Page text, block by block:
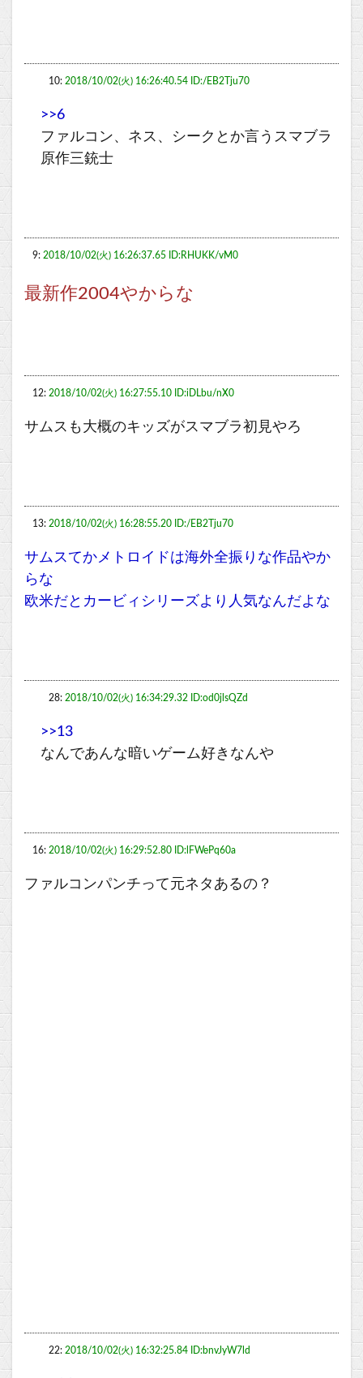
10: 2018/10/02(火) 16:26:40.54 ID:/EB2Tju70
>>6
ファルコン、ネス、シークとか言うスマブラ
原作三銃士
9: 2018/10/02(火) 16:26:37.65 ID:RHUKK/vM0
最新作2004やからな
12: 2018/10/02(火) 16:27:55.10 ID:iDLbu/nX0
サムスも大概のキッズがスマブラ初見やろ
13: 2018/10/02(火) 16:28:55.20 ID:/EB2Tju70
サムスてかメトロイドは海外全振りな作品やか
らな
欧米だとカービィシリーズより人気なんだよな
28: 2018/10/02(火) 16:34:29.32 ID:od0jlsQZd
>>13
なんであんな暗いゲーム好きなんや
16: 2018/10/02(火) 16:29:52.80 ID:lFWePq60a
ファルコンパンチって元ネタあるの？
22: 2018/10/02(火) 16:32:25.84 ID:bnvJyW7ld